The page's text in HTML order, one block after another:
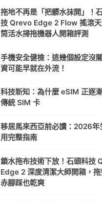
拖地不再是「把髒水抹開」！
技 Qrevo Edge 2 Flow 搖滾
筒活水掃拖機器人開箱評測
手機安全健檢：這幾個設定沒
資可能早就在外流！
科技新知：為什麼 eSIM 正逐
傳統 SIM 卡
移居馬來西亞前必讀：2026年
用完整指南
鎖水拖布技術下放！石頭科技
Edge 2 深度清潔大師開箱，
赤腳踩也乾爽